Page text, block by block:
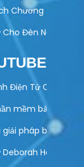
Chương Trình
Đèn Năng
Điện Tử Cho
mềm bảo hành
pháp bảo hành
Home